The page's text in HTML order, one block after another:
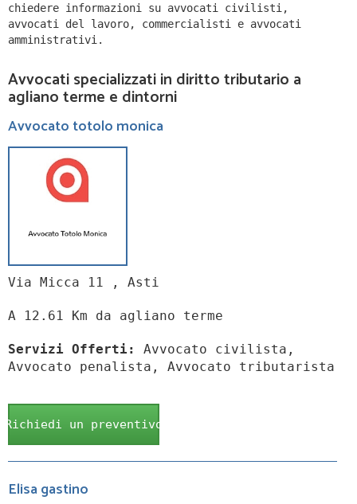
chiedere informazioni su avvocati civilisti,
avvocati del lavoro, commercialisti e avvocati
amministrativi.
Avvocati specializzati in diritto tributario a
agliano terme e dintorni
Avvocato totolo monica
Via Micca 11 , Asti
A 12.61 Km da agliano terme
Servizi Offerti:
Avvocato civilista,
Avvocato penalista, Avvocato tributarista
Richiedi un preventivo
Elisa gastino